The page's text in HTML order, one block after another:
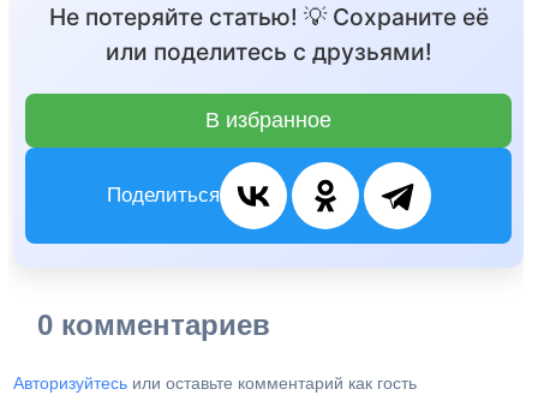
Не потеряйте статью! 💡 Сохраните её
или поделитесь с друзьями!
В избранное
Поделиться
0 комментариев
Авторизуйтесь или оставьте комментарий как гость